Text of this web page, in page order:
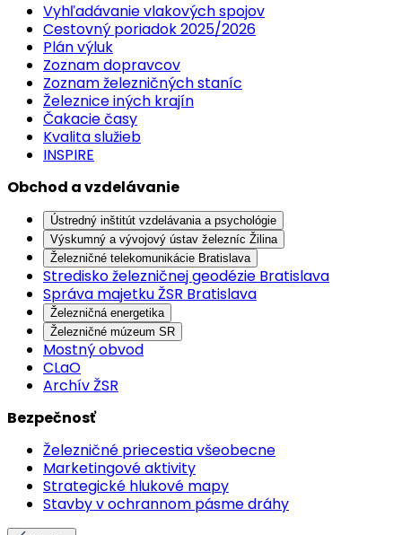
Vyhľadávanie vlakových spojov
Cestovný poriadok 2025/2026
Plán výluk
Zoznam dopravcov
Zoznam železničných staníc
Železnice iných krajín
Čakacie časy
Kvalita služieb
INSPIRE
Obchod a vzdelávanie
Ústredný inštitút vzdelávania a psychológie
Výskumný a vývojový ústav železníc Žilina
Železničné telekomunikácie Bratislava
Stredisko železničnej geodézie Bratislava
Správa majetku ŽSR Bratislava
Železničná energetika
Železničné múzeum SR
Mostný obvod
CLaO
Archív ŽSR
Bezpečnosť
Železničné priecestia všeobecne
Marketingové aktivity
Strategické hlukové mapy
Stavby v ochrannom pásme dráhy